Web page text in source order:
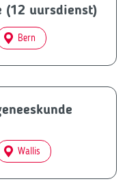
(12 uursdienst)
Bern
Wallis